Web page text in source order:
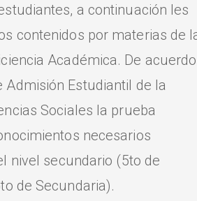
a continuación les
contenidos por materias de
Académica. De
Admisión Estudiantil de la
Sociales la prueba
necesarios
nivel secundario (5to de
de Secundaria).